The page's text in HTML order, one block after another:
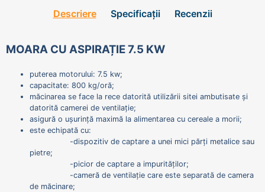
Descriere Specificații Recenzii
MOARA CU ASPIRAȚIE 7.5 KW
puterea motorului: 7.5 kw;
capacitate: 800 kg/oră;
măcinarea se face la rece datorită utilizării sitei ambutisate și
datorită camerei de ventilație;
asigură o ușurință maximă la alimentarea cu cereale a morii;
este echipată cu:
-dispozitiv de captare a unei mici părți metalice sau
pietre;
-picior de captare a impurităților;
-cameră de ventilație care este separată de camera
de măcinare;